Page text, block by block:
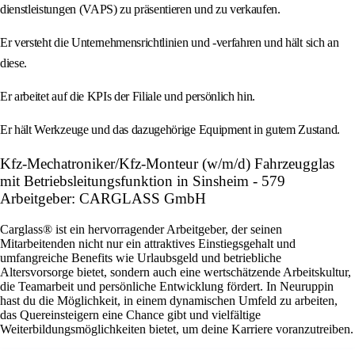
dienstleistungen (VAPS) zu präsentieren und zu verkaufen.
Er versteht die Unternehmensrichtlinien und -verfahren und hält sich an
diese.
Er arbeitet auf die KPIs der Filiale und persönlich hin.
Er hält Werkzeuge und das dazugehörige Equipment in gutem Zustand.
Kfz-Mechatroniker/Kfz-Monteur (w/m/d) Fahrzeugglas
mit Betriebsleitungsfunktion in Sinsheim - 579
Arbeitgeber: CARGLASS GmbH
Carglass® ist ein hervorragender Arbeitgeber, der seinen
Mitarbeitenden nicht nur ein attraktives Einstiegsgehalt und
umfangreiche Benefits wie Urlaubsgeld und betriebliche
Altersvorsorge bietet, sondern auch eine wertschätzende Arbeitskultur,
die Teamarbeit und persönliche Entwicklung fördert. In Neuruppin
hast du die Möglichkeit, in einem dynamischen Umfeld zu arbeiten,
das Quereinsteigern eine Chance gibt und vielfältige
Weiterbildungsmöglichkeiten bietet, um deine Karriere voranzutreiben.